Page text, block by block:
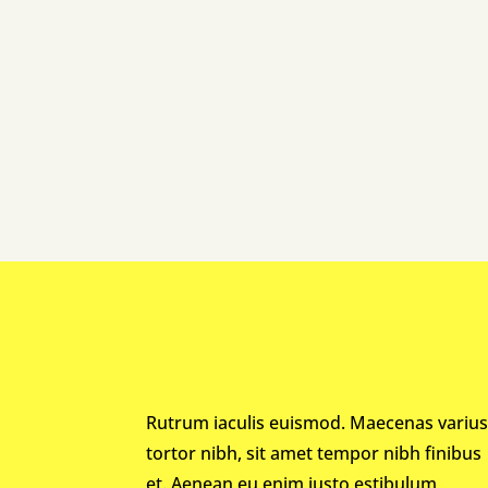
Rutrum iaculis euismod. Maecenas varius
tortor nibh, sit amet tempor nibh finibus